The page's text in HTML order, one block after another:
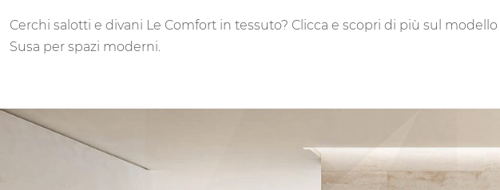
Cerchi salotti e divani Le Comfort in tessuto? Clicca e scopri di più sul modello
Susa per spazi moderni.